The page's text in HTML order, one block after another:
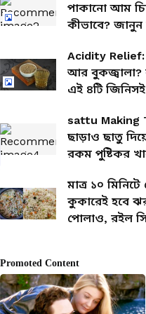
পাকানো আম
কীভাবে? জানুন
Acidity Relief:
আর বুকজ্বালা?
এই ৪টি
sattu Making
ছাড়াও ছাতু
রকম পুষ্টিকর
শরীর ঠান্ডা
মাত্র ১০ মিনিটে
কুকারেই হবে
পোলাও, রইল